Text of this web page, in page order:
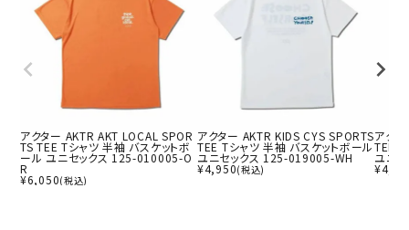
アクター AKTR AKT LOCAL SPOR
TS TEE Tシャツ 半袖 バスケットボ
ール ユニセックス 125-010005-O
R
¥6,050(税込)
アクター AKTR KIDS CYS SPORTS
TEE Tシャツ 半袖 バスケットボール
ユニセックス 125-019005-WH
¥4,950(税込)
アク
TEE T
ユニ
¥